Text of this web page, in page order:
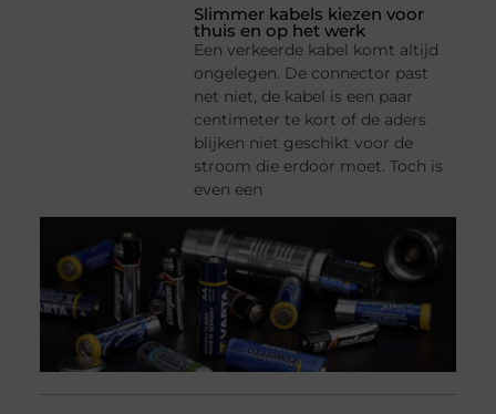
Slimmer kabels kiezen voor
thuis en op het werk
Een verkeerde kabel komt altijd
ongelegen. De connector past
net niet, de kabel is een paar
centimeter te kort of de aders
blijken niet geschikt voor de
stroom die erdoor moet. Toch is
even een